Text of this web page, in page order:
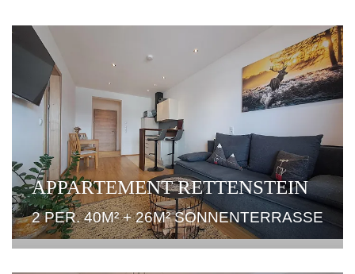
APPARTEMENT RETTENSTEIN
2 PER. 40M² + 26M² SONNENTERRASSE